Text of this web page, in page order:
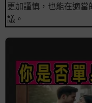
更加謹慎，也能在適
議。